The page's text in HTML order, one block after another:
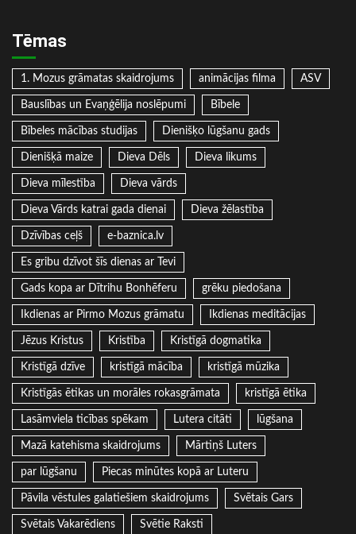
Tēmas
1. Mozus grāmatas skaidrojums animācijas filma ASV
Bauslības un Evaņģēlija noslēpumi Bībele
Bībeles mācības studijas Dienišķo lūgšanu gads
Dienišķā maize Dieva Dēls Dieva likums
Dieva mīlestība Dieva vārds
Dieva Vārds katrai gada dienai Dieva žēlastība
Dzīvības ceļš e-baznica.lv
Es gribu dzīvot šīs dienas ar Tevi
Gads kopa ar Dītrihu Bonhēferu grēku piedošana
Ikdienas ar Pirmo Mozus grāmatu Ikdienas meditācijas
Jēzus Kristus Kristība Kristīgā dogmatika
Kristīgā dzīve kristīgā mācība kristīgā mūzika
Kristīgās ētikas un morāles rokasgrāmata kristīgā ētika
Lasāmviela ticības spēkam Lutera citāti lūgšana
Mazā katehisma skaidrojums Mārtiņš Luters
par lūgšanu Piecas minūtes kopā ar Luteru
Pāvila vēstules galatiešiem skaidrojums Svētais Gars
Svētais Vakarēdiens Svētie Raksti